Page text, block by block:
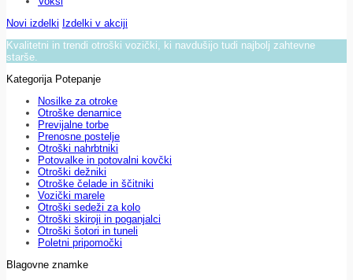
Novi izdelki Izdelki v akciji
Kvalitetni in trendi otroški vozički, ki navdušijo tudi najbolj zahtevne
starše.
Kategorija Potepanje
Nosilke za otroke
Otroške denarnice
Previjalne torbe
Prenosne postelje
Otroški nahrbtniki
Potovalke in potovalni kovčki
Otroški dežniki
Otroške čelade in ščitniki
Vozički marele
Otroški sedeži za kolo
Otroški skiroji in poganjalci
Otroški šotori in tuneli
Poletni pripomočki
Blagovne znamke